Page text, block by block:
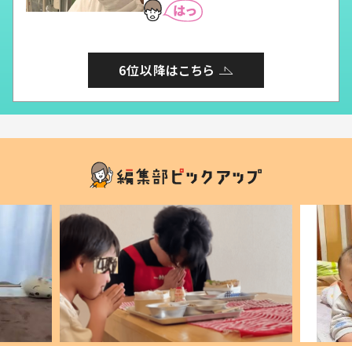
6位以降はこちら